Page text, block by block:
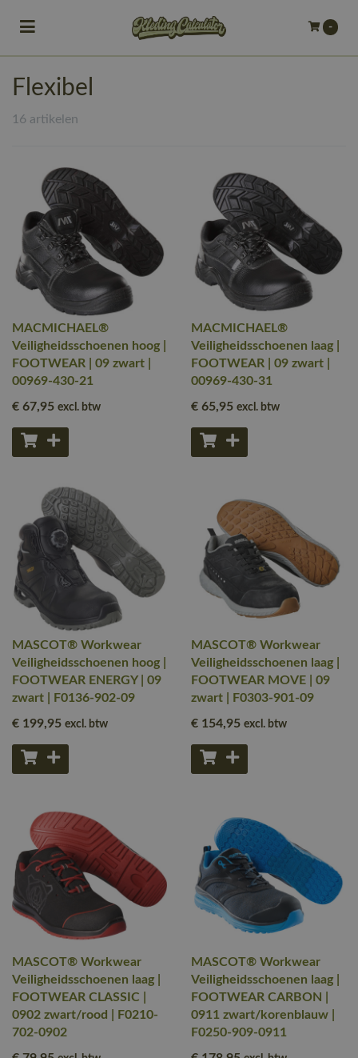
(Bedrukken)
(Borduren)
Toggle navigation -
Flexibel
16 artikelen
MACMICHAEL®
Veiligheidsschoenen hoog |
FOOTWEAR | 09 zwart |
00969-430-21
€ 67,95 excl. btw
MACMICHAEL®
Veiligheidsschoenen laag |
FOOTWEAR | 09 zwart |
00969-430-31
€ 65,95 excl. btw
MASCOT® Workwear
Veiligheidsschoenen hoog |
FOOTWEAR ENERGY | 09
zwart | F0136-902-09
€ 199,95 excl. btw
MASCOT® Workwear
Veiligheidsschoenen laag |
FOOTWEAR MOVE | 09
zwart | F0303-901-09
€ 154,95 excl. btw
MASCOT® Workwear
Veiligheidsschoenen laag |
FOOTWEAR CLASSIC |
0902 zwart/rood | F0210-
702-0902
MASCOT® Workwear
Veiligheidsschoenen laag |
FOOTWEAR CARBON |
0911 zwart/korenblauw |
F0250-909-0911